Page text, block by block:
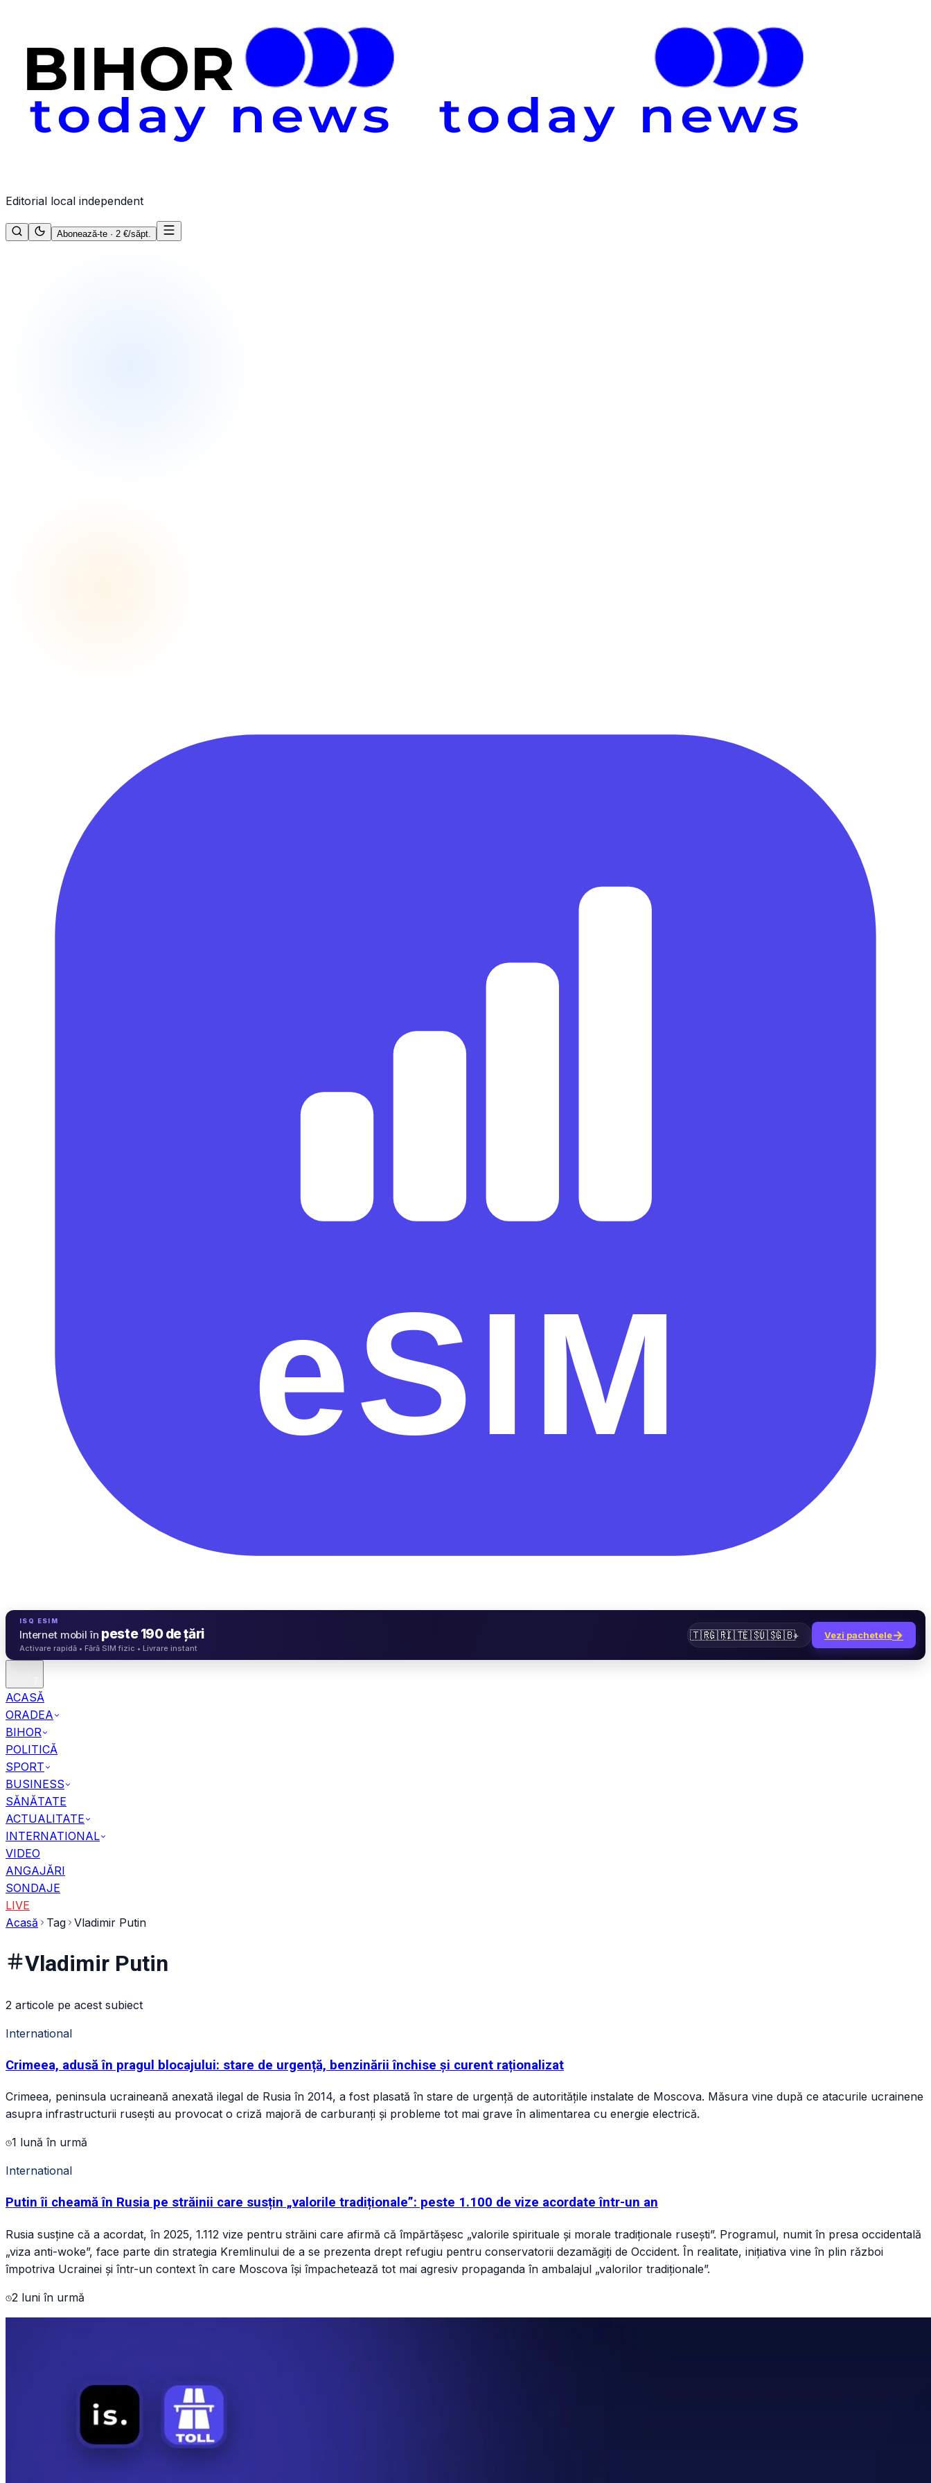
Editorial local independent
Abonează-te · 2 €/săpt.
ISQ ESIM
Internet mobil în peste 190 de țări
Activare rapidă • Fără SIM fizic • Livrare instant
🇹🇷🇬🇷🇮🇹🇪🇸🇺🇸🇬🇧+ Vezi pachetele→
ACASĂ
ORADEA
BIHOR
POLITICĂ
SPORT
BUSINESS
SĂNĂTATE
ACTUALITATE
INTERNATIONAL
VIDEO
ANGAJĂRI
SONDAJE
LIVE
Acasă
Tag Vladimir Putin
Vladimir Putin
2 articole pe acest subiect
International
Crimeea, adusă în pragul blocajului: stare de urgență, benzinării închise și curent raționalizat
Crimeea, peninsula ucraineană anexată ilegal de Rusia în 2014, a fost plasată în stare de urgență de autoritățile instalate de Moscova. Măsura vine după ce atacurile ucrainene
asupra infrastructurii rusești au provocat o criză majoră de carburanți și probleme tot mai grave în alimentarea cu energie electrică.
1 lună în urmă
International
Putin îi cheamă în Rusia pe străinii care susțin „valorile tradiționale”: peste 1.100 de vize acordate într-un an
Rusia susține că a acordat, în 2025, 1.112 vize pentru străini care afirmă că împărtășesc „valorile spirituale și morale tradiționale rusești”. Programul, numit în presa occidentală
„viza anti-woke”, face parte din strategia Kremlinului de a se prezenta drept refugiu pentru conservatorii dezamăgiți de Occident. În realitate, inițiativa vine în plin război
împotriva Ucrainei și într-un context în care Moscova își împachetează tot mai agresiv propaganda în ambalajul „valorilor tradiționale”.
2 luni în urmă